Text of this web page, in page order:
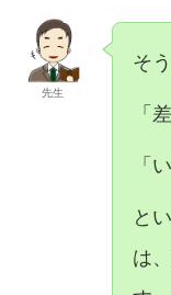
先生
そ
「
「
と
は